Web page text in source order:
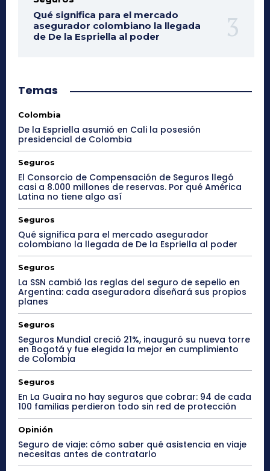
Qué significa para el mercado
asegurador colombiano la llegada
de De la Espriella al poder
Temas
Colombia
De la Espriella asumió en Cali la posesión
presidencial de Colombia
Seguros
El Consorcio de Compensación de Seguros llegó
casi a 8.000 millones de reservas. Por qué América
Latina no tiene algo así
Seguros
Qué significa para el mercado asegurador
colombiano la llegada de De la Espriella al poder
Seguros
La SSN cambió las reglas del seguro de sepelio en
Argentina: cada aseguradora diseñará sus propios
planes
Seguros
Seguros Mundial creció 21%, inauguró su nueva torre
en Bogotá y fue elegida la mejor en cumplimiento
de Colombia
Seguros
En La Guaira no hay seguros que cobrar: 94 de cada
100 familias perdieron todo sin red de protección
Opinión
Seguro de viaje: cómo saber qué asistencia en viaje
necesitas antes de contratarlo